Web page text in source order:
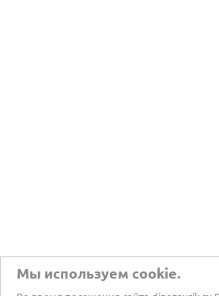
Мы используем cookie.